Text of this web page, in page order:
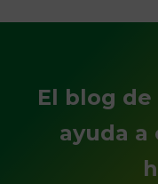
El blog
ayuda